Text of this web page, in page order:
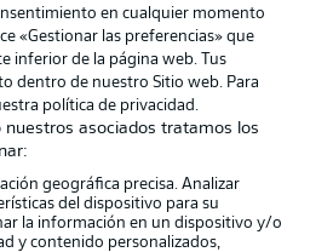
Condiciones de uso
Contacto
en cualquier momento
«Gestionar las preferencias» que
inferior de la página web. Tus
dentro de nuestro Sitio web. Para
política de privacidad.
nuestros asociados tratamos los
geográfica precisa. Analizar
del dispositivo para su
la información en un dispositivo y/o
y contenido personalizados,